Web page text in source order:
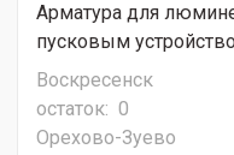
Арматура для
пусковым
Воскресенск
остаток: 0
Орехово-Зуево